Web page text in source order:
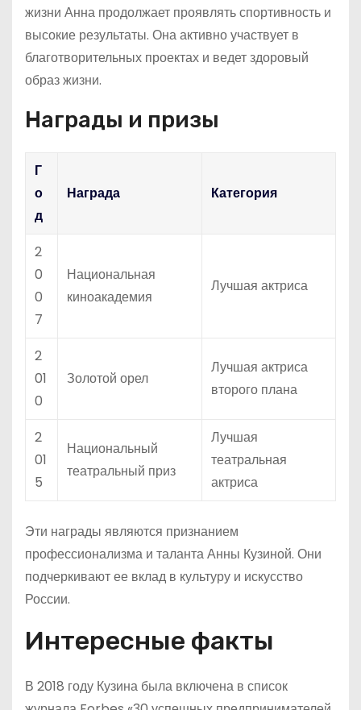
жизни Анна продолжает проявлять спортивность и
высокие результаты. Она активно участвует в
благотворительных проектах и ведет здоровый
образ жизни.
Награды и призы
Г
о
д
Награда Категория
2
0
0
7
Национальная
киноакадемия
Лучшая актриса
2
01
0
Золотой орел
Лучшая актриса
второго плана
2
01
5
Национальный
театральный приз
Лучшая
театральная
актриса
Эти награды являются признанием
профессионализма и таланта Анны Кузиной. Они
подчеркивают ее вклад в культуру и искусство
России.
Интересные факты
В 2018 году Кузина была включена в список